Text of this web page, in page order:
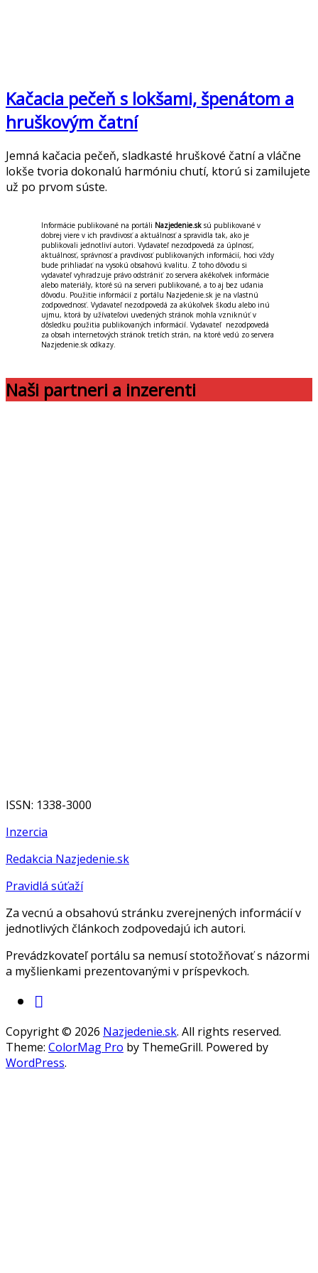
Kačacia pečeň s lokšami, špenátom a
hruškovým čatní
Jemná kačacia pečeň, sladkasté hruškové čatní a vláčne
lokše tvoria dokonalú harmóniu chutí, ktorú si zamilujete
už po prvom súste.
Informácie publikované na portáli Nazjedenie.sk sú publikované v
dobrej viere v ich pravdivosť a aktuálnosť a spravidla tak, ako je
publikovali jednotliví autori. Vydavateľ nezodpovedá za úplnosť,
aktuálnosť, správnosť a pravdivosť publikovaných informácií, hoci vždy
bude prihliadať na vysokú obsahovú kvalitu. Z toho dôvodu si
vydavateľ vyhradzuje právo odstrániť zo servera akékoľvek informácie
alebo materiály, ktoré sú na serveri publikované, a to aj bez udania
dôvodu. Použitie informácií z portálu Nazjedenie.sk je na vlastnú
zodpovednosť. Vydavateľ nezodpovedá za akúkoľvek škodu alebo inú
ujmu, ktorá by užívateľovi uvedených stránok mohla vzniknúť v
dôsledku použitia publikovaných informácií. Vydavateľ nezodpovedá
za obsah internetových stránok tretích strán, na ktoré vedú zo servera
Nazjedenie.sk odkazy.
Naši partneri a inzerenti
ISSN: 1338-3000
Inzercia
Redakcia Nazjedenie.sk
Pravidlá súťaží
Za vecnú a obsahovú stránku zverejnených informácií v
jednotlivých článkoch zodpovedajú ich autori.
Prevádzkovateľ portálu sa nemusí stotožňovať s názormi
a myšlienkami prezentovanými v príspevkoch.
Copyright © 2026 Nazjedenie.sk. All rights reserved.
Theme: ColorMag Pro by ThemeGrill. Powered by
WordPress.